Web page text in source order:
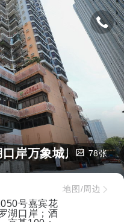
岸万象城店 78张
号嘉宾花
湖口岸；酒
地图/周边